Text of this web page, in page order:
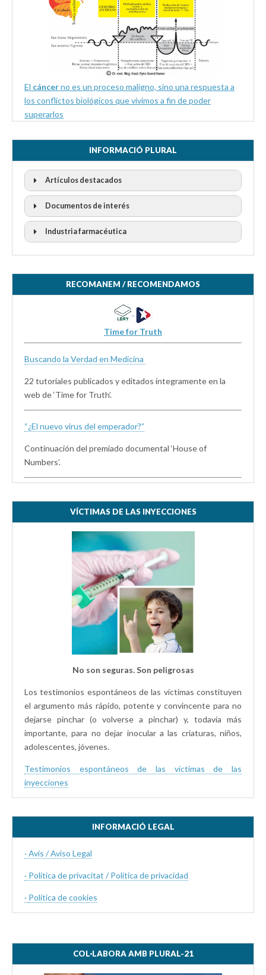
El cáncerno es un proceso maligno, sino una respuesta a
los conflictos biológicos que vivimos a fin de poder
superarlos
INFORMACIÓ PLURAL
Artículos destacados
Documentos de interés
Industria farmacéutica
RECOMANEM / RECOMENDAMOS
Time for Truth
Buscando la Verdad en Medicina
22 tutoriales publicados y editados íntegramente en la
web de ‘Time for Truth’.
“¿El nuevo virus del emperador?”
Continuación del premiado documental ‘House of
Numbers’.
VÍCTIMAS DE LAS INYECCIONES
No son seguras. Son peligrosas
Los testimonios espontáneos de las víctimas constituyen
el argumento más rápido, potente y convincente para no
dejarse pinchar (o volverse a pinchar) y, todavía más
importante, para no dejar inocular a las criaturas, niños,
adolescentes, jóvenes.
Testimonios espontáneos de las víctimas de las
inyecciones
INFORMACIÓ LEGAL
· Avís / Aviso Legal
· Politica de privacitat / Política de privacidad
· Política de cookies
COL·LABORA AMB PLURAL-21